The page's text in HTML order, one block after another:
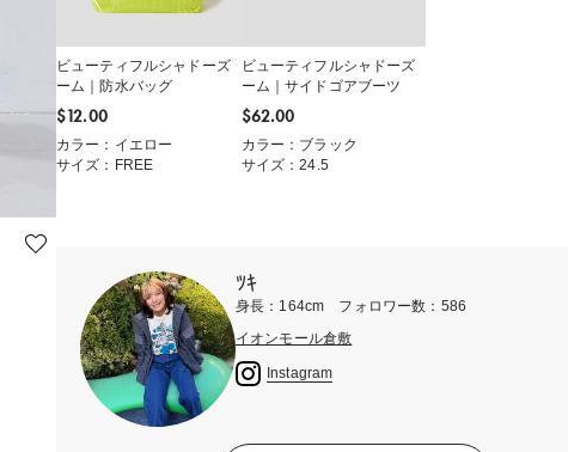
ビューティフルシャドーズ
ーム｜防水バッグ
$‌12.00
カラー：イエロー
サイズ：FREE
ビューティフルシャドーズ
ーム｜サイドゴアブーツ
$‌62.00
カラー：ブラック
サイズ：24.5
ﾂｷ
身長：164cm フォロワー数：586
イオンモール倉敷
Instagram